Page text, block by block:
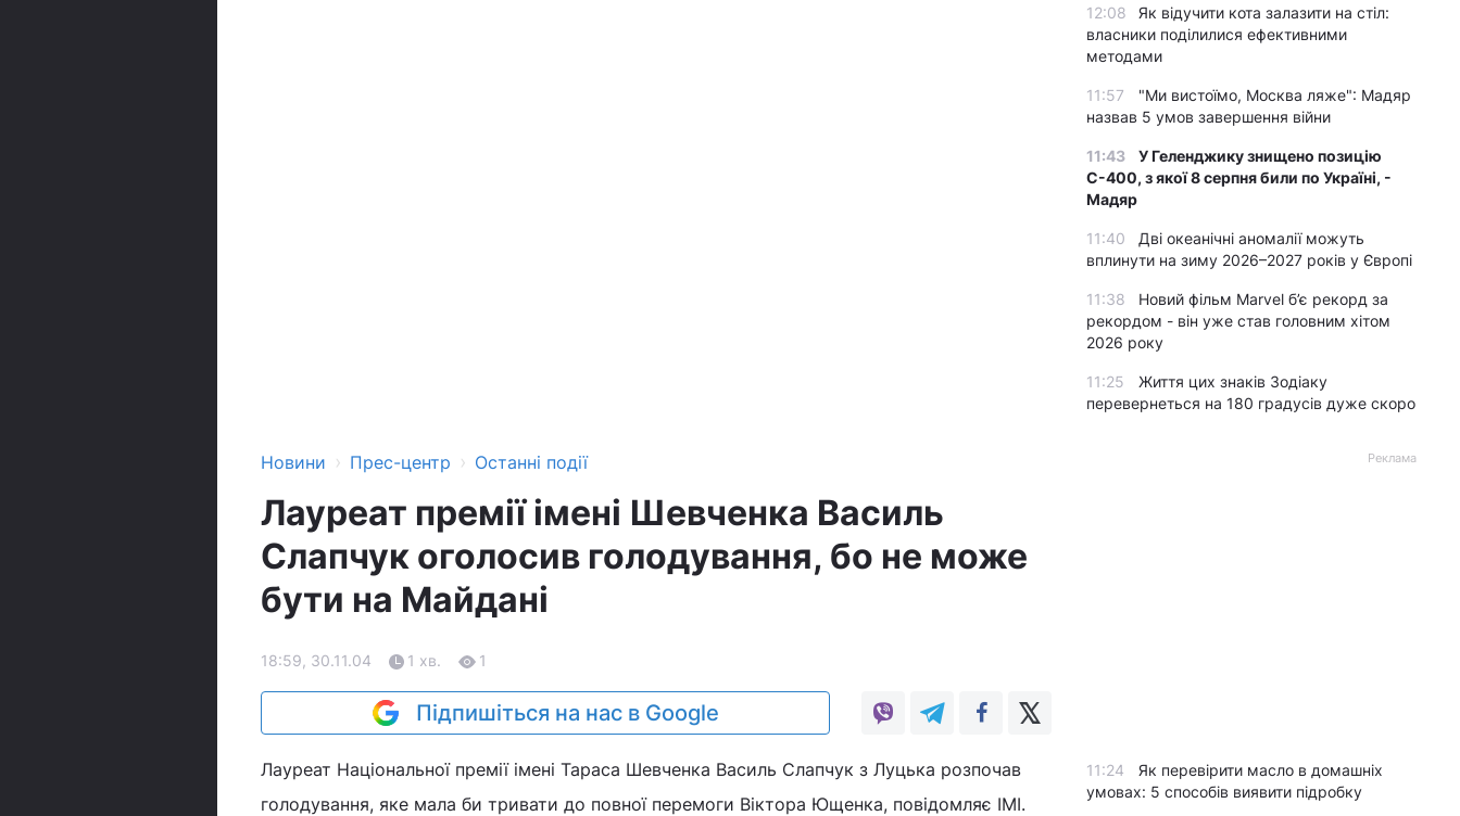
Новини › Прес-центр › Останні події
Лауреат премії імені Шевченка Василь
Слапчук оголосив голодування, бо не може
бути на Майдані
18:59, 30.11.04 1 хв. 1
Підпишіться на нас в Google
Лауреат Національної премії імені Тараса Шевченка Василь Слапчук з Луцька розпочав
голодування, яке мала би тривати до повної перемоги Віктора Ющенка, повідомляє ІМІ.
12:08
Як відучити кота залазити на стіл:
власники поділилися ефективними
методами
11:57
"Ми вистоїмо, Москва ляже": Мадяр
назвав 5 умов завершення війни
11:43
У Геленджику знищено позицію
С-400, з якої 8 серпня били по Україні, -
Мадяр
11:40
Дві океанічні аномалії можуть
вплинути на зиму 2026–2027 років у Європі
11:38
Новий фільм Marvel б’є рекорд за
рекордом - він уже став головним хітом
2026 року
11:25
Життя цих знаків Зодіаку
перевернеться на 180 градусів дуже скоро
Реклама
11:24
Як перевірити масло в домашніх
умовах: 5 способів виявити підробку